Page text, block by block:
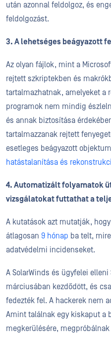
után azonnal feldolgoz, és
feldolgozást.
3. A lehetséges beágyazott
Az olyan fájlok, mint a
rejtett szkriptekben és
tartalmazhatnak, amelyeket a
programok nem mindig
és annak biztosítása
tartalmazzanak rejtett
esetleges beágyazott
hatástalanítása és
4. Automatizált folyamatok
vizsgálatokat futtathat a
A kutatások azt mutatják,
átlagosan 9 hónap ba telt,
adatvédelmi incidenseket.
A SolarWinds és ügyfelei
márciusában kezdődött, és
fedezték fel. A hackerek nem
Amint találnak egy kiskaput a
megkerülésére,